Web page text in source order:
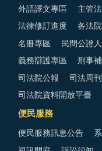
外語譯文專區 主管
法律修訂進度 各法
名冊專區 民間公證
義務辯護專區 刑事
司法院公報 司法周刊
司法院資料開放平臺
便民服務
便民服務訊息公告